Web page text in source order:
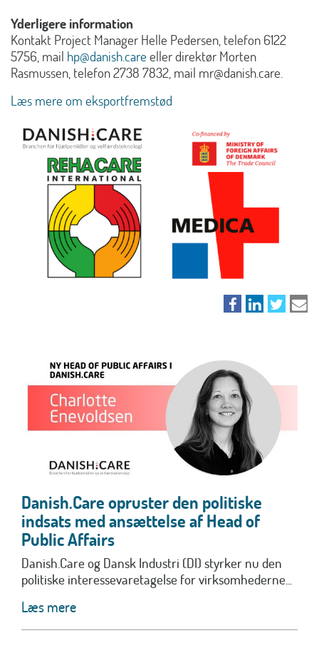
Yderligere information
Kontakt Project Manager Helle Pedersen, telefon 6122
5756, mail hp@danish.care eller direktør Morten
Rasmussen, telefon 2738 7832, mail mr@danish.care.
Læs mere om eksportfremstød
Danish.Care opruster den politiske
indsats med ansættelse af Head of
Public Affairs
Danish.Care og Dansk Industri (DI) styrker nu den
politiske interessevaretagelse for virksomhederne...
Læs mere